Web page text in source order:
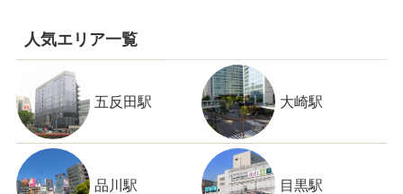
人気エリア一覧
五反田駅 大崎駅
品川駅 目黒駅